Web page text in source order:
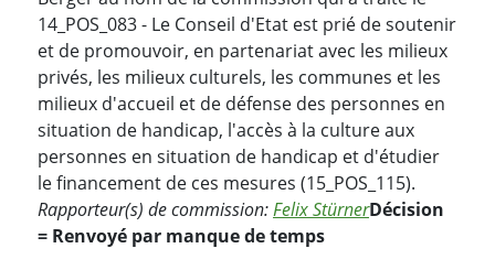
14_POS_083 - Le Conseil d'Etat est prié de soutenir
et de promouvoir, en partenariat avec les milieux
privés, les milieux culturels, les communes et les
milieux d'accueil et de défense des personnes en
situation de handicap, l'accès à la culture aux
personnes en situation de handicap et d'étudier
le financement de ces mesures (15_POS_115).
Rapporteur(s) de commission:Felix StürnerDécision
= Renvoyé par manque de temps